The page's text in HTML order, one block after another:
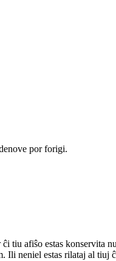
por forigi.
tiu afiŝo estas konservita
Ili neniel estas rilataj al tiuj